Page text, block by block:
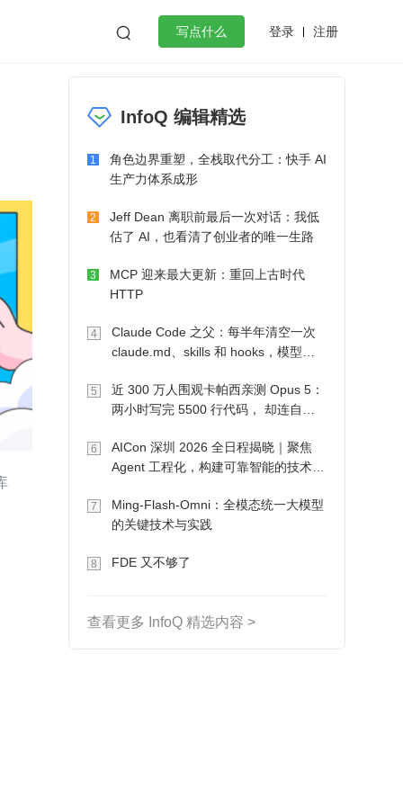
 写点什么 登录 注册
微服务架构 flutter
InfoQ 编辑精选
1
角色边界重塑，全栈取代分工：快手 AI
生产力体系成形
2
Jeff Dean 离职前最后一次对话：我低
估了 AI，也看清了创业者的唯一生路
3
MCP 迎来最大更新：重回上古时代
HTTP
4
Claude Code 之父：每半年清空一次
claude.md、skills 和 hooks，模型自
5
近 300 万人围观卡帕西亲测 Opus 5：
两小时写完 5500 行代码， 却连自己
6
AICon 深圳 2026 全日程揭晓｜聚焦
Agent 工程化，构建可靠智能的技术路
7
Ming-Flash-Omni：全模态统一大模型
的关键技术与实践
8 FDE 又不够了
查看更多 InfoQ 精选内容 >